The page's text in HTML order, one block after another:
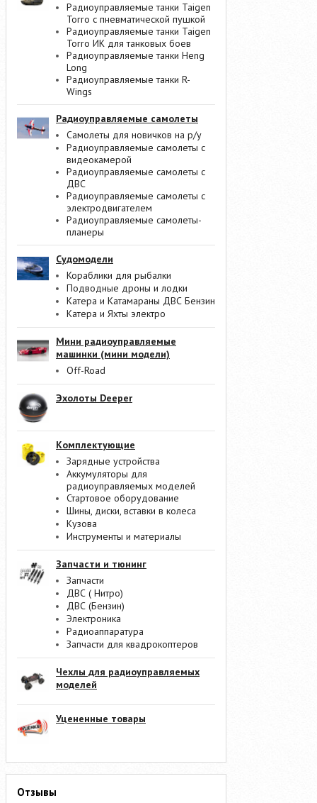
Радиоуправляемые танки Taigen
Torro с пневматической пушкой
Радиоуправляемые танки Taigen
Torro ИК для танковых боев
Радиоуправляемые танки Heng
Long
Радиоуправляемые танки R-
Wings
Радиоуправляемые самолеты
Самолеты для новичков на р/у
Радиоуправляемые самолеты с
видеокамерой
Радиоуправляемые самолеты с
ДВС
Радиоуправляемые самолеты с
электродвигателем
Радиоуправляемые самолеты-
планеры
Судомодели
Кораблики для рыбалки
Подводные дроны и лодки
Катера и Катамараны ДВС Бензин
Катера и Яхты электро
Мини радиоуправляемые
машинки (мини модели)
Off-Road
Эхолоты Deeper
Комплектующие
Зарядные устройства
Аккумуляторы для
радиоуправляемых моделей
Стартовое оборудование
Шины, диски, вставки в колеса
Кузова
Инструменты и материалы
Запчасти и тюнинг
Запчасти
ДВС ( Нитро)
ДВС (Бензин)
Электроника
Радиоаппаратура
Запчасти для квадрокоптеров
Чехлы для радиоуправляемых
моделей
Уцененные товары
Отзывы